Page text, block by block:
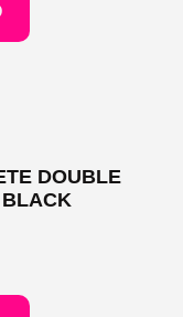
DOUBLE
BLACK